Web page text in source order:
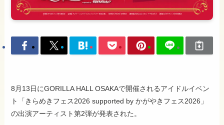
8月13日にGORILLA HALL OSAKAで開催されるアイドルイベン
ト「きらめきフェス2026 supported by かがやきフェス2026」
の出演アーティスト第2弾が発表された。